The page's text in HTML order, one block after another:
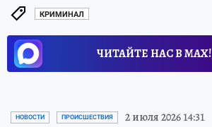
КРИМИНАЛ
ЧИТАЙТЕ НАС В МАХ!
НОВОСТИ ПРОИСШЕСТВИЯ 2 июля 2026 14:31